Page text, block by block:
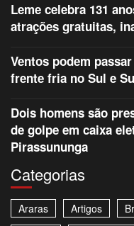
Leme celebra 131
atrações gratuitas,
Ventos podem
frente fria no Sul e
Dois homens são
de golpe em caixa
Pirassununga
Categorias
Araras Artigos